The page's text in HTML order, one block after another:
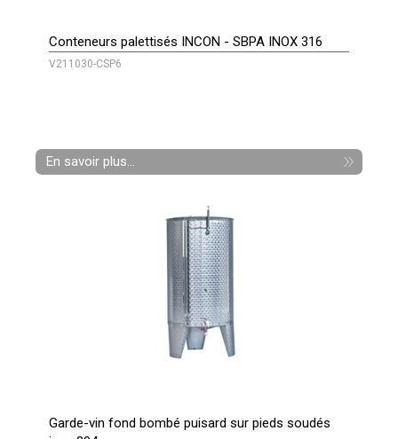
Conteneurs palettisés INCON - SBPA INOX 316
V211030-CSP6
En savoir plus...
Garde-vin fond bombé puisard sur pieds soudés